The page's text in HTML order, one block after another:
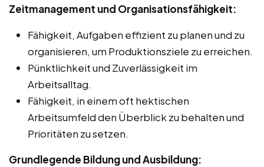
Zeitmanagement und Organisationsfähigkeit:
Fähigkeit, Aufgaben effizient zu planen und zu
organisieren, um Produktionsziele zu erreichen.
Pünktlichkeit und Zuverlässigkeit im
Arbeitsalltag.
Fähigkeit, in einem oft hektischen
Arbeitsumfeld den Überblick zu behalten und
Prioritäten zu setzen.
Grundlegende Bildung und Ausbildung: